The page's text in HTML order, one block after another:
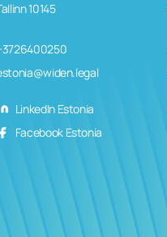
10145
LinkedIn Estonia
Facebook Estonia